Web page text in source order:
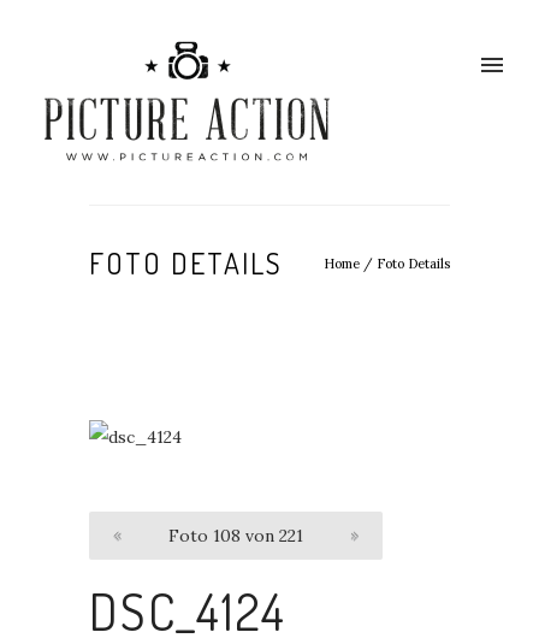
FOTO DETAILS Home / Foto Details
« Foto 108 von 221 »
DSC_4124